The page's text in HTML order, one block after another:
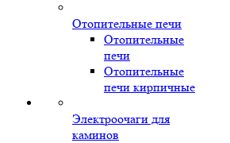
Отопительные печи
Отопительные
печи
Отопительные
печи кирпичные
Электроочаги для
каминов